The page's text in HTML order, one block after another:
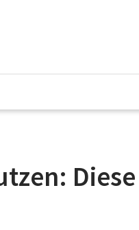
Diese